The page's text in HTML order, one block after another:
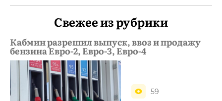
Свежее из рубрики
Кабмин разрешил выпуск, ввоз и продажу
бензина Евро-2, Евро-3, Евро-4
59